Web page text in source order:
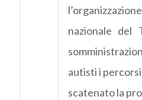
nazionale
autisti i
scatenato la